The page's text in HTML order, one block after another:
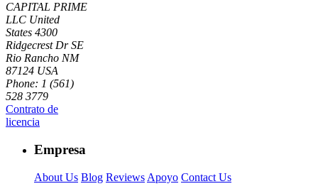
CAPITAL PRIME
LLC United
States 4300
Ridgecrest Dr SE
Rio Rancho NM
87124 USA
Phone: 1 (561)
528 3779
Contrato de
licencia
Empresa
About Us Blog Reviews Apoyo Contact Us